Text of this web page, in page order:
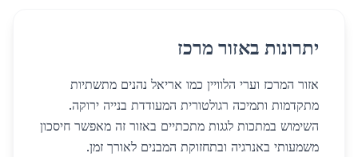
יתרונות באזור מרכז
אזור המרכז וערי הלוויין כמו אריאל נהנים מתשתיות
מתקדמות ותמיכה רגולטורית המעודדת בנייה ירוקה.
השימוש במתכות לגגות מתכתיים באזור זה מאפשר חיסכון
משמעותי באנרגיה ובתחזוקת המבנים לאורך זמן.